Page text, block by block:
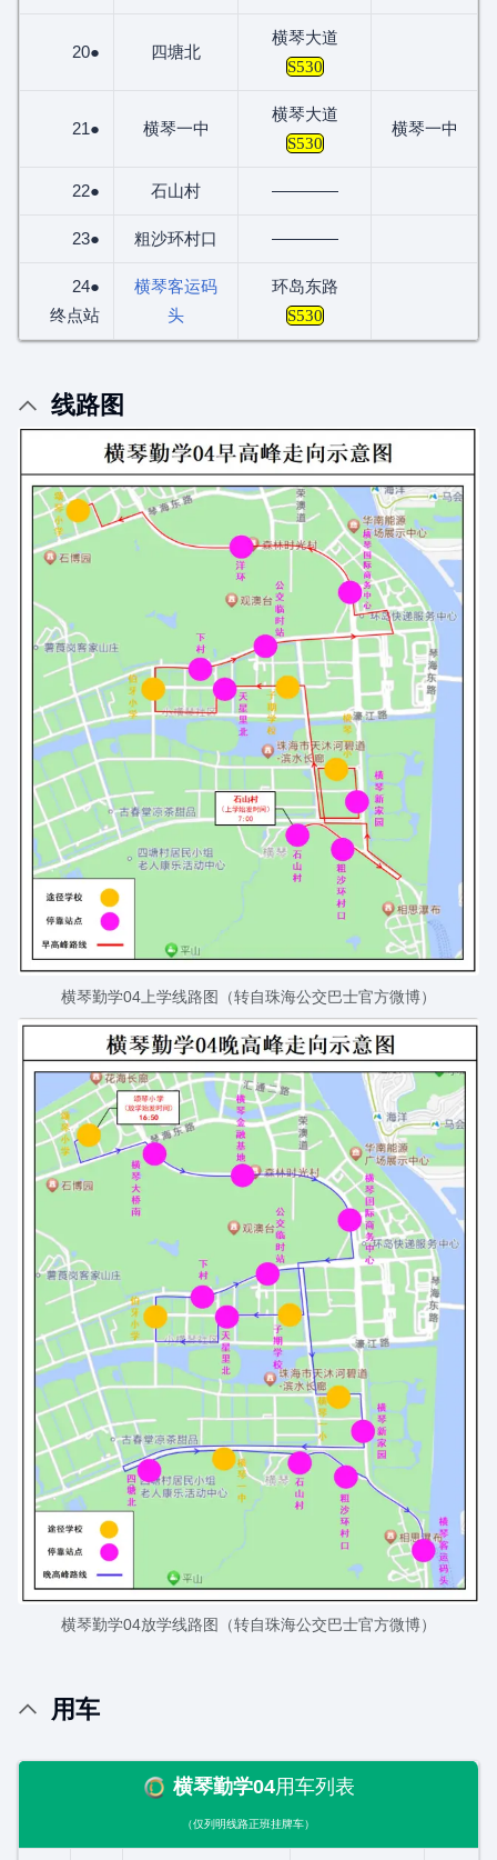
20● 四塘北
横琴大道
S530
21● 横琴一中
横琴大道
S530
横琴一中
22● 石山村 ————
23● 粗沙环村口 ————
24●
终点站
横琴客运码
头
环岛东路
S530
线路图
横琴勤学04上学线路图（转自珠海公交巴士官方微博）
横琴勤学04放学线路图（转自珠海公交巴士官方微博）
用车
横琴勤学04用车列表
（仅列明线路正班挂牌车）